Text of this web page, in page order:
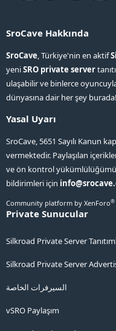
SroCave Hakkında
SroCave, Türkiye'nin en aktif
yeniSRO private server
ulaşabilir ve binlerce
dünyasına dair her şey burada!
Yasal Uyarı
SroCave, 5651 Sayılı Kanun
vermektedir. Paylaşılan
ve ön kontrol
bildirimleri için
Community platform by XenForo®
Private Sunucular
Silkroad Private Server
Silkroad Private Server
السيرفرات الخاصة
vSRO Paylaşım